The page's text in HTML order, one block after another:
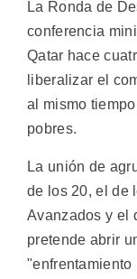
La Ronda de
conferencia
Qatar hace
liberalizar el
al mismo
pobres.
La unión de
de los 20, el de
Avanzados y el
pretende abrir